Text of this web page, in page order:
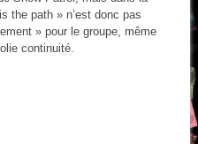
the path » n’est donc pas
» pour le groupe, même
continuité.